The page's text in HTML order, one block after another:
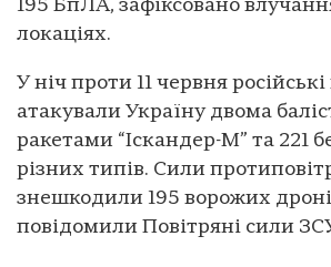
195 БпЛА, зафіксовано
локаціях.
У ніч проти 11 червня російські
атакували Україну двома
ракетами “Іскандер-М” та 221
різних типів. Сили
знешкодили 195 ворожих
повідомили Повітряні сили